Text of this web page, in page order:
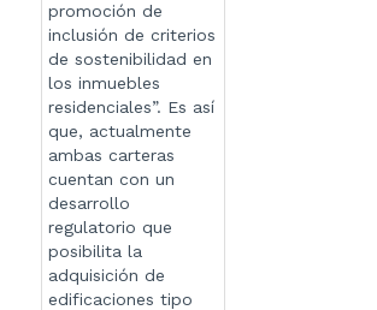
promoción de
inclusión de criterios
de sostenibilidad en
los inmuebles
residenciales”. Es así
que, actualmente
ambas carteras
cuentan con un
desarrollo
regulatorio que
posibilita la
adquisición de
edificaciones tipo